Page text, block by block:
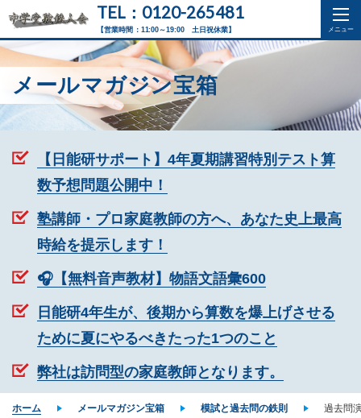
【営業時間：11:00～19:00 土日祝休業】
TEL：0120-265481
メールマガジン宝箱
【日能研サポート】4年夏期講習特別テスト算
数予想問題公開中！
塾講師・プロ家庭教師の方へ、あなた史上最高
時給を提示します！
🎧【無料音声教材】物語文語彙600
日能研4年生が、後期から算数を爆上げさせる
ために夏にやるべきたった1つのこと
弊社は訪問型の家庭教師となります。
ホーム メールマガジン宝箱 模試と過去問の鉄則 過去問